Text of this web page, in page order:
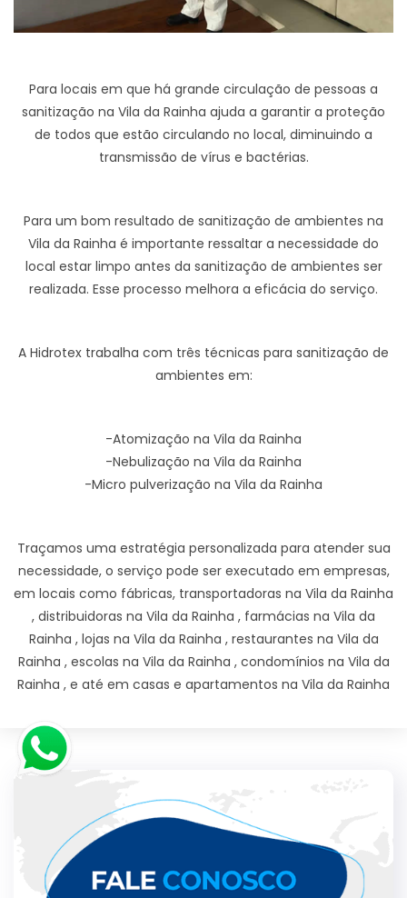
Para locais em que há grande circulação de pessoas a
sanitização na Vila da Rainha ajuda a garantir a proteção
de todos que estão circulando no local, diminuindo a
transmissão de vírus e bactérias.
Para um bom resultado de sanitização de ambientes na
Vila da Rainha é importante ressaltar a necessidade do
local estar limpo antes da sanitização de ambientes ser
realizada. Esse processo melhora a eficácia do serviço.
A Hidrotex trabalha com três técnicas para sanitização de
ambientes em:
-Atomização na Vila da Rainha
-Nebulização na Vila da Rainha
-Micro pulverização na Vila da Rainha
Traçamos uma estratégia personalizada para atender sua
necessidade, o serviço pode ser executado em empresas,
em locais como fábricas, transportadoras na Vila da Rainha
, distribuidoras na Vila da Rainha , farmácias na Vila da
Rainha , lojas na Vila da Rainha , restaurantes na Vila da
Rainha , escolas na Vila da Rainha , condomínios na Vila da
Rainha , e até em casas e apartamentos na Vila da Rainha